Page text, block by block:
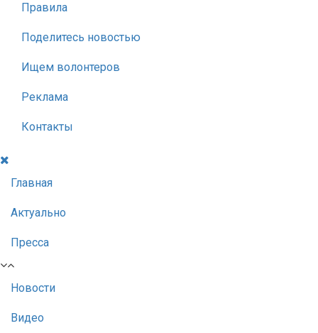
Правила
Поделитесь новостью
Ищем волонтеров
Реклама
Контакты
Главная
Актуально
Пресса
Новости
Видео